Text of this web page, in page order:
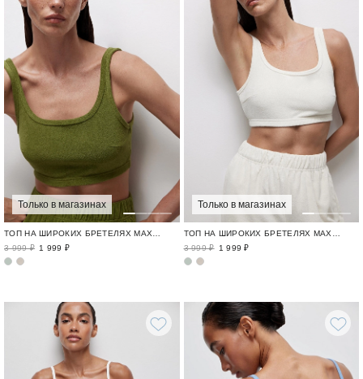
Только в магазинах
3 999 ₽ 1 999 ₽
Только в магазинах
3 999 ₽ 1 999 ₽